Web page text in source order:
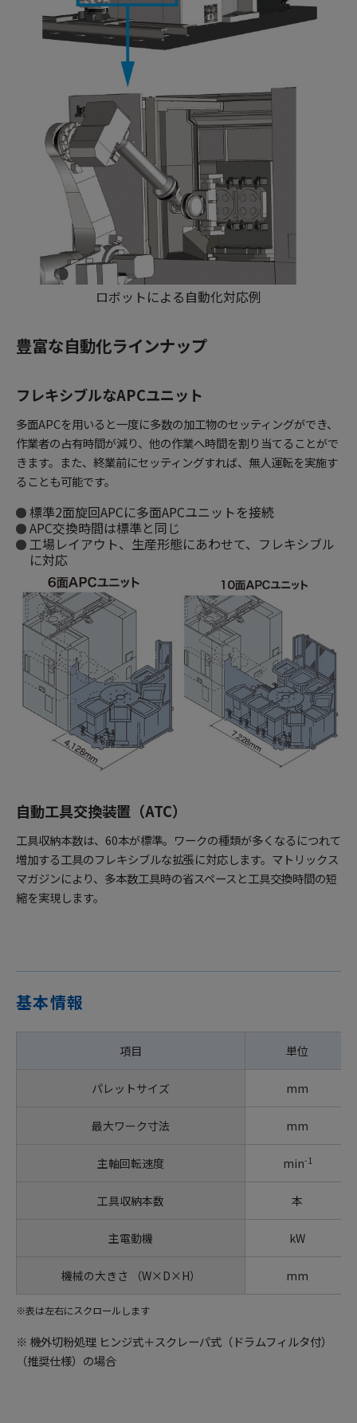
ロボットによる自動化対応例
豊富な自動化ラインナップ
フレキシブルなAPCユニット
多面APCを用いると一度に多数の加工物のセッティングができ、
作業者の占有時間が減り、他の作業へ時間を割り当てることがで
きます。また、終業前にセッティングすれば、無人運転を実施す
ることも可能です。
標準2面旋回APCに多面APCユニットを接続
APC交換時間は標準と同じ
工場レイアウト、生産形態にあわせて、フレキシブル
に対応
自動工具交換装置（ATC）
工具収納本数は、60本が標準。ワークの種類が多くなるにつれて
増加する工具のフレキシブルな拡張に対応します。マトリックス
マガジンにより、多本数工具時の省スペースと工具交換時間の短
縮を実現します。
基本情報
項目 単位
パレットサイズ mm
最大ワーク寸法 mm
主軸回転速度 min-1
工具収納本数 本
主電動機 kW
機械の大きさ （W×D×H） mm
※表は左右にスクロールします
※ 機外切粉処理 ヒンジ式＋スクレーパ式（ドラムフィルタ付）
（推奨仕様）の場合